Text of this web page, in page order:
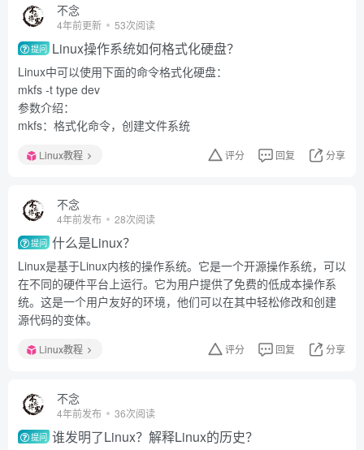
不念
4年前更新 53次阅读
提问 Linux操作系统如何格式化硬盘？
Linux中可以使用下面的命令格式化硬盘：
mkfs -t type dev
参数介绍：
mkfs：格式化命令，创建文件系统
Linux教程 评分 回复 分享
不念
4年前发布 28次阅读
提问 什么是Linux？
Linux是基于Linux内核的操作系统。它是一个开源操作系统，可以
在不同的硬件平台上运行。它为用户提供了免费的低成本操作系
统。这是一个用户友好的环境，他们可以在其中轻松修改和创建
源代码的变体。
Linux教程 评分 回复 分享
不念
4年前发布 36次阅读
提问 谁发明了Linux？解释Linux的历史？